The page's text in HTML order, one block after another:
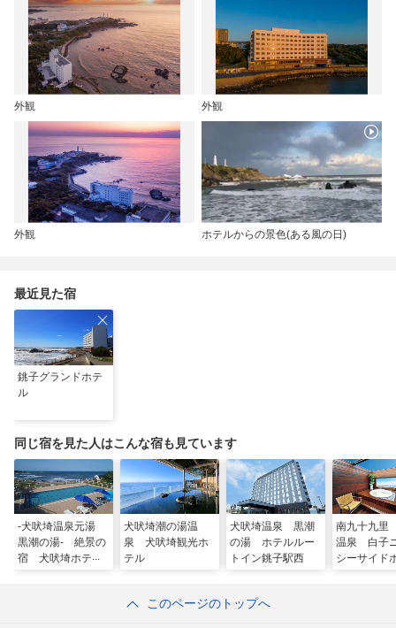
外観 外観
外観 ホテルからの景色(ある風の日)
最近見た宿
銚子グランドホテ
ル
同じ宿を見た人はこんな宿も見ています
‐犬吠埼温泉元湯
黒潮の湯‐ 絶景の
宿 犬吠埼ホテル
犬吠埼潮の湯温
泉 犬吠埼観光ホ
テル
犬吠埼温泉 黒潮
の湯 ホテルルー
トイン銚子駅西
南九十九
温泉 白子
シーサイド
このページのトップへ